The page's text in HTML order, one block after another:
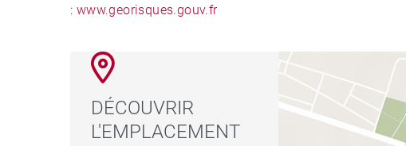
: www.georisques.gouv.fr
DÉCOUVRIR
L'EMPLACEMENT